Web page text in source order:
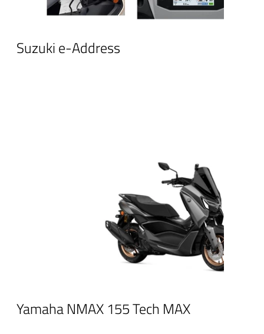
Suzuki e-Address
Yamaha NMAX 155 Tech MAX